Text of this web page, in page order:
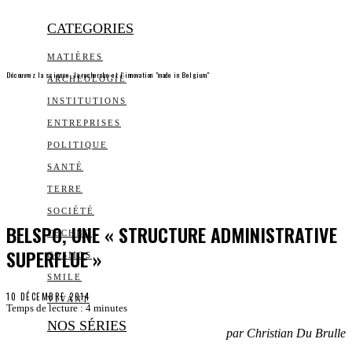
CATEGORIES
MATIÈRES
ARCHEOLOGIE
INSTITUTIONS
ENTREPRISES
POLITIQUE
SANTÉ
TERRE
SOCIÉTÉ
TECHNO
COSMOS
SMILE
VIVANT
NOS SÉRIES
Découvrez la science, la recherche et l’innovation "made in Belgium"
BELSPO, UNE « STRUCTURE ADMINISTRATIVE
SUPERFLUE »
10 DÉCEMBRE 2014
Temps de lecture : 4 minutes
par Christian Du Brulle